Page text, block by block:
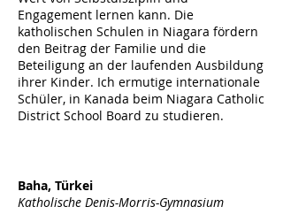
Engagement lernen kann. Die
katholischen Schulen in Niagara fördern
den Beitrag der Familie und die
Beteiligung an der laufenden Ausbildung
ihrer Kinder. Ich ermutige internationale
Schüler, in Kanada beim Niagara Catholic
District School Board zu studieren.
Baha, Türkei
Katholische Denis-Morris-Gymnasium